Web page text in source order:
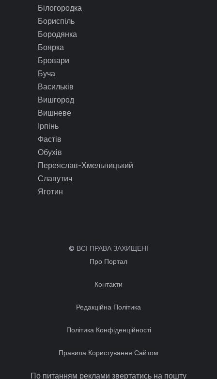
Білогородка
Бориспіль
Бородянка
Боярка
Бровари
Буча
Васильків
Вишгород
Вишневе
Ірпінь
Фастів
Обухів
Переяслав-Хмельницький
Славутич
Яготин
© ВСІ ПРАВА ЗАХИЩЕНІ
Про Портал
Контакти
Редакційна Політика
Політика Конфіденційності
Правила Користування Сайтом
По питанням реклами звертатись на пошту